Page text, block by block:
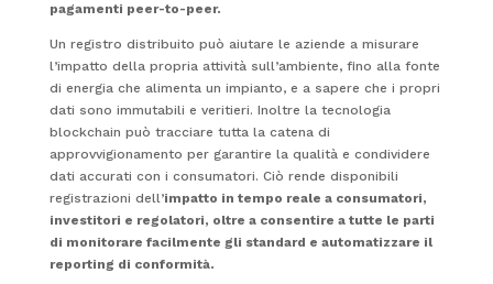
pagamenti peer-to-peer.
Un registro distribuito può aiutare le aziende a misurare
l’impatto della propria attività sull’ambiente, fino alla fonte
di energia che alimenta un impianto, e a sapere che i propri
dati sono immutabili e veritieri. Inoltre la tecnologia
blockchain può tracciare tutta la catena di
approvvigionamento per garantire la qualità e condividere
dati accurati con i consumatori. Ciò rende disponibili
registrazioni dell’impatto in tempo reale a consumatori,
investitori e regolatori, oltre a consentire a tutte le parti
di monitorare facilmente gli standard e automatizzare il
reporting di conformità.